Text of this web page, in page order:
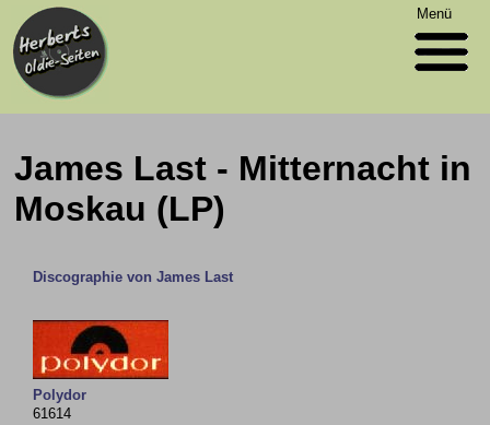
Menü
James Last - Mitternacht in
Moskau (LP)
Discographie von James Last
Polydor
61614